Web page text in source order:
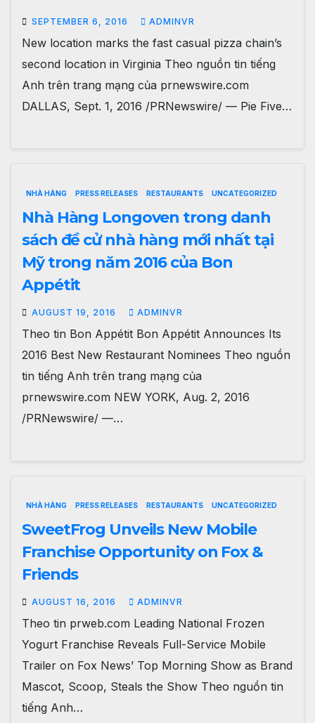
SEPTEMBER 6, 2016 ADMINVR
New location marks the fast casual pizza chain’s
second location in Virginia Theo nguồn tin tiếng
Anh trên trang mạng của prnewswire.com
DALLAS, Sept. 1, 2016 /PRNewswire/ — Pie Five…
NHÀ HÀNG PRESS RELEASES RESTAURANTS UNCATEGORIZED
Nhà Hàng Longoven trong danh
sách đề cử nhà hàng mới nhất tại
Mỹ trong năm 2016 của Bon
Appétit
AUGUST 19, 2016 ADMINVR
Theo tin Bon Appétit Bon Appétit Announces Its
2016 Best New Restaurant Nominees Theo nguồn
tin tiếng Anh trên trang mạng của
prnewswire.com NEW YORK, Aug. 2, 2016
/PRNewswire/ —…
NHÀ HÀNG PRESS RELEASES RESTAURANTS UNCATEGORIZED
SweetFrog Unveils New Mobile
Franchise Opportunity on Fox &
Friends
AUGUST 16, 2016 ADMINVR
Theo tin prweb.com Leading National Frozen
Yogurt Franchise Reveals Full-Service Mobile
Trailer on Fox News’ Top Morning Show as Brand
Mascot, Scoop, Steals the Show Theo nguồn tin
tiếng Anh…